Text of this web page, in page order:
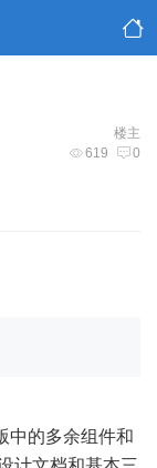
楼主
619 0
中的多余组件和